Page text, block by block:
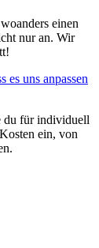
einen
nur an. Wir
es uns anpassen
du für individuell
ein, von